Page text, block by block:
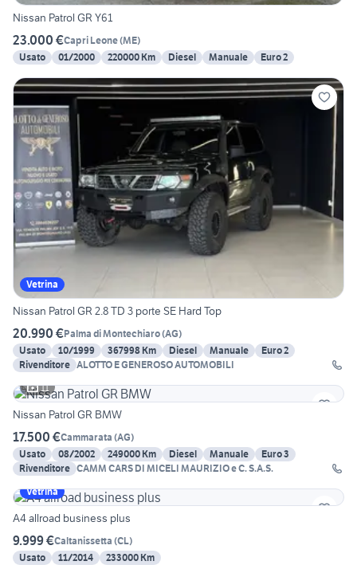
Nissan Patrol GR Y61
23.000 €Capri Leone(ME)
Usato
01/2000 220000 Km Diesel Manuale Euro 2
Vetrina
Nissan Patrol GR 2.8 TD 3 porte SE Hard Top
20.990 €Palma di Montechiaro(AG)
Usato
10/1999 367998 Km Diesel Manuale
Euro 2
Rivenditore ALOTTO E GENEROSO AUTOMOBILI
11
Nissan Patrol GR BMW
17.500 €Cammarata (AG)
Usato
08/2002 249000 Km Diesel Manuale
Euro 3
Rivenditore CAMM CARS DI MICELI MAURIZIO e C. S.A.S.
Vetrina
A4 allroad business plus
9.999 €Caltanissetta (CL)
Usato
11/2014 233000 Km